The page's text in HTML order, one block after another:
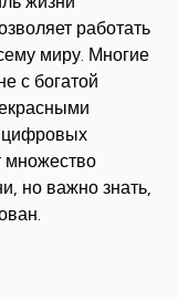
работать
миру. Многие
с богатой
цифровых
множество
но важно знать,